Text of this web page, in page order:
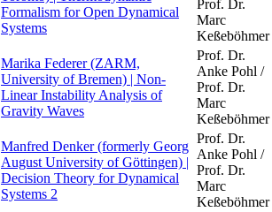
Formalism for Open Dynamical
Systems
Prof. Dr.
Marc
Keßeböhmer
Marika Federer (ZARM,
University of Bremen) | Non-
Linear Instability Analysis of
Gravity Waves
Prof. Dr.
Anke Pohl /
Prof. Dr.
Marc
Keßeböhmer
Manfred Denker (formerly Georg
August University of Göttingen) |
Decision Theory for Dynamical
Systems 2
Prof. Dr.
Anke Pohl /
Prof. Dr.
Marc
Keßeböhmer